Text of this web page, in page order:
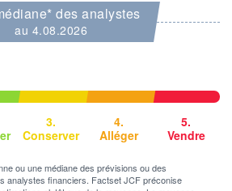
RISQUE ESG
+ PORTEFEUILLE + LISTE
des analystes
au 4.08.2026
3.
Conserver
4.
Alléger
5.
Vendre
ou une médiane des prévisions ou des
analystes financiers. Factset JCF préconise